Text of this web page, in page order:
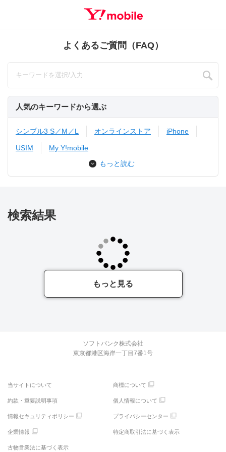
よくあるご質問（FAQ）
人気のキーワードから選ぶ
シンプル3 S／M／L オンラインストア iPhone
USIM
My Y!mobile
もっと読む
検索結果
もっと見る
ソフトバンク株式会社
東京都港区海岸一丁目7番1号
当サイトについて 商標について
約款・重要説明事項 個人情報について
情報セキュリティポリシー プライバシーセンター
企業情報 特定商取引法に基づく表示
古物営業法に基づく表示